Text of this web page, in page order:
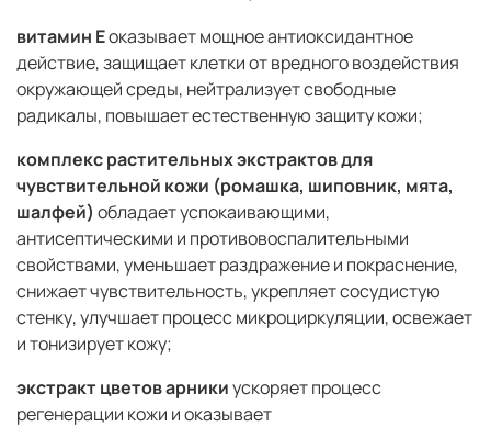
витамин Еоказывает мощное антиоксидантное
действие, защищает клетки от вредного воздействия
окружающей среды, нейтрализует свободные
радикалы, повышает естественную защиту кожи;
комплекс растительных экстрактов для
чувствительной кожи (ромашка, шиповник, мята,
шалфей) обладает успокаивающими,
антисептическими и противовоспалительными
свойствами, уменьшает раздражение и покраснение,
снижает чувствительность, укрепляет сосудистую
стенку, улучшает процесс микроциркуляции, освежает
и тонизирует кожу;
экстракт цветов арникиускоряет процесс
регенерации кожи и оказывает